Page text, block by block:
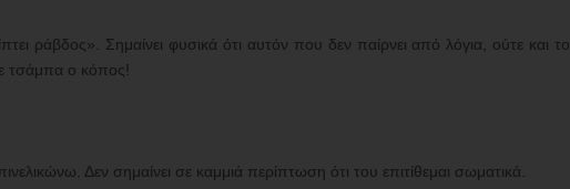
ράβδος». Σημαίνει φυσικά ότι αυτόν που δεν παίρνει από λόγια, ούτε και το
τσάμπα ο κόπος!
Δεν σημαίνει σε καμμιά περίπτωση ότι του επιτίθεμαι σωματικά.